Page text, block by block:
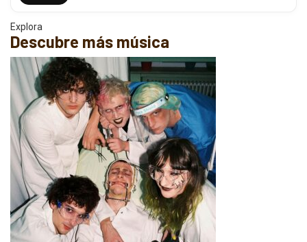
Explora
Descubre más música